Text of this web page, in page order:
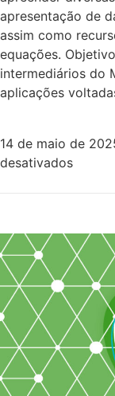
apresentação de
assim como
equações.
intermediários do
aplicações
14 de maio de
desativados